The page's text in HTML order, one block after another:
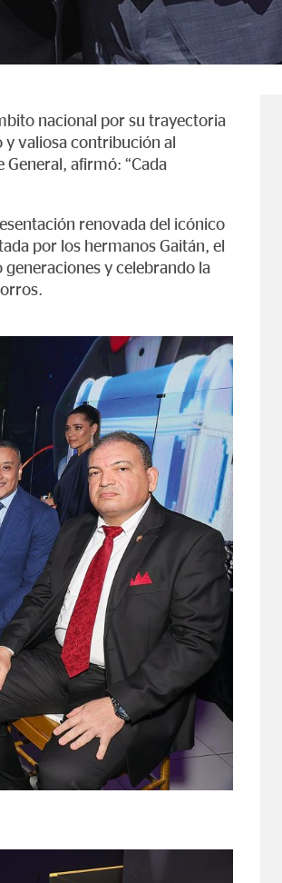
nacional por su trayectoria
valiosa contribución al
afirmó: “Cada
renovada del icónico
por los hermanos Gaitán, el
y celebrando la